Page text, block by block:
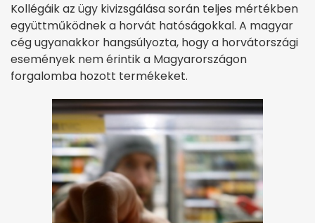
Kollégáik az ügy kivizsgálása során teljes mértékben
együttműködnek a horvát hatóságokkal. A magyar
cég ugyanakkor hangsúlyozta, hogy a horvátországi
események nem érintik a Magyarországon
forgalomba hozott termékeket.